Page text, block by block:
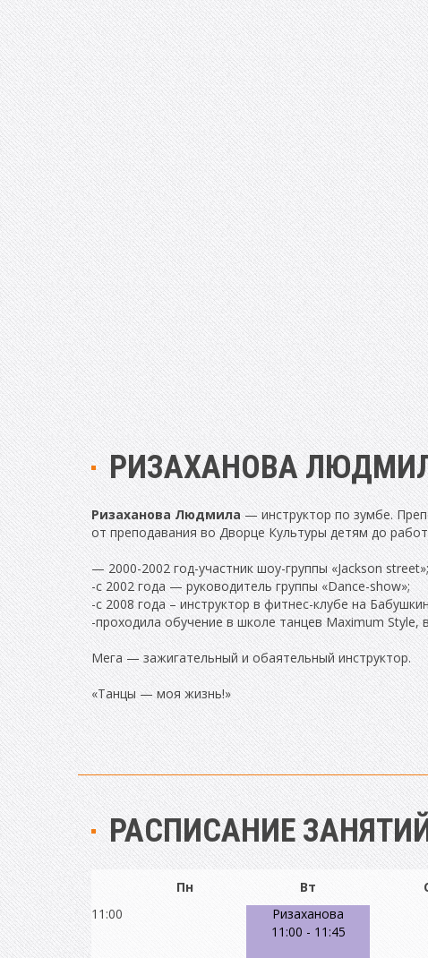
РИЗАХАНОВА
Ризаханова Людмила— инструктор по зумбе.
от преподавания во Дворце Культуры детям до
— 2000-2002 год-участник шоу-группы «Jackson street»;
-c 2002 года — руководитель группы «Dance-show»;
-с 2008 года – инструктор в фитнес-клубе на
-проходила обучение в школе танцев Maximum
Мега — зажигательный и обаятельный инструктор.
«Танцы — моя жизнь!»
РАСПИСАНИЕ
Пн Вт
11:00
Ризаханова
11:00 - 11:45